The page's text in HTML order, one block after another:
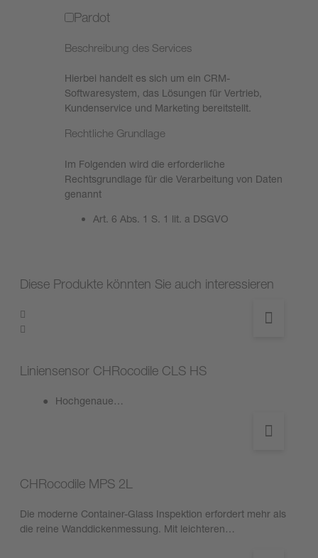
Pardot
Beschreibung des Services
Hierbei handelt es sich um ein CRM-
Softwaresystem, das Lösungen für Vertrieb,
Kundenservice und Marketing bereitstellt.
Rechtliche Grundlage
Im Folgenden wird die erforderliche
Rechtsgrundlage für die Verarbeitung von Daten
genannt
Art. 6 Abs. 1 S. 1 lit. a DSGVO
Diese Produkte könnten Sie auch interessieren
Liniensensor CHRocodile CLS HS
Hochgenaue…
CHRocodile MPS 2L
Die moderne Container-Glass Inspektion erfordert mehr als
die reine Wanddickenmessung. Mit leichteren…